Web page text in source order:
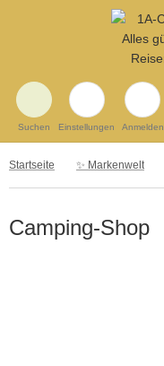
Suchen Einstellungen Anmelden
Startseite ✨ Markenwelt
Camping-Shop